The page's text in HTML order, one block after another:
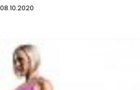
08.10.2020